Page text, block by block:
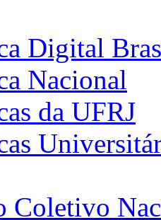
Digital
Nacional
da UFRJ
Coletivo